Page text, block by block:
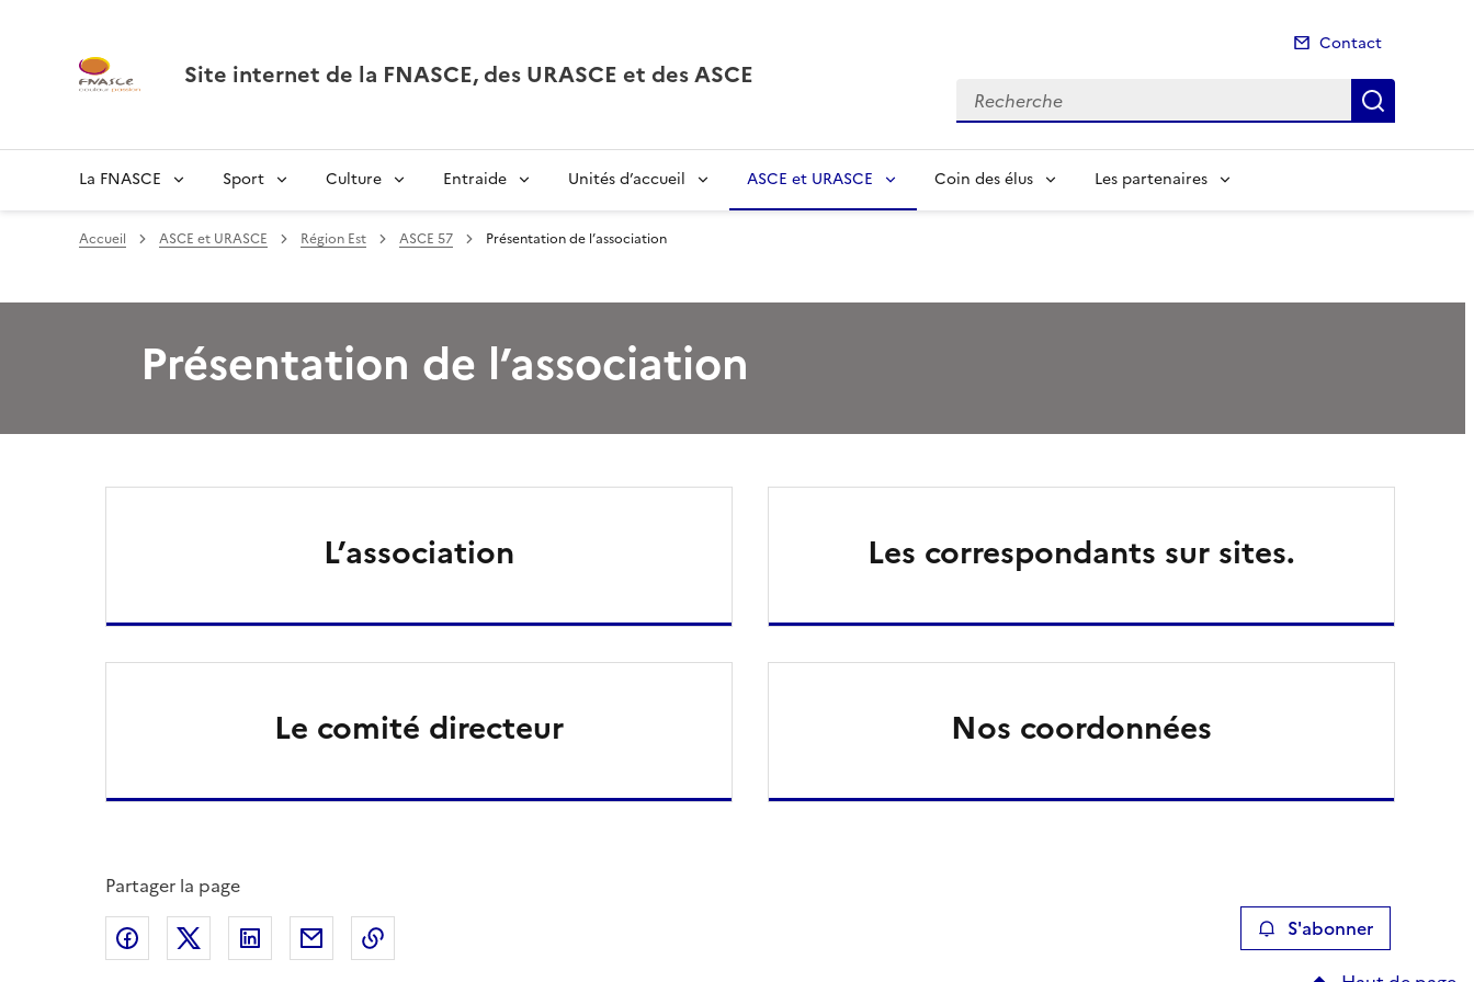
Site internet de la FNASCE, des URASCE et des ASCE
Contact
Recherche
La FNASCE Sport Culture Entraide Unités d’accueil ASCE et URASCE Coin des élus Les partenaires
Accueil ASCE et URASCE Région Est ASCE 57 Présentation de l’association
Présentation de l’association
L’association
Le comité directeur
Les correspondants sur sites.
Nos coordonnées
Partager la page
Partager sur Facebook
Partager sur XPartager sur LinkedIn
Partager par email S'abonner